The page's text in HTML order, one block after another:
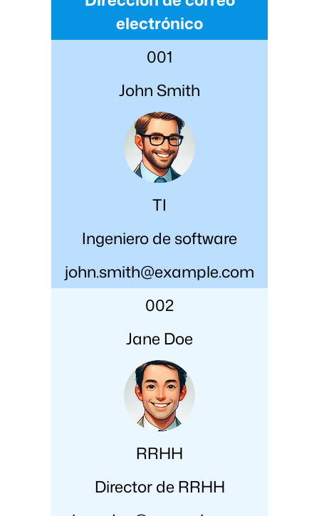
electrónico
001
John Smith
TI
Ingeniero de software
john.smith@example.com
002
Jane Doe
RRHH
Director de RRHH